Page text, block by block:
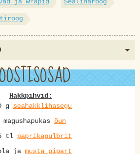
Hakkpihvid:
g seahakklihasegu
magushapukas õun
tl paprikapulbrit
ja musta pipart